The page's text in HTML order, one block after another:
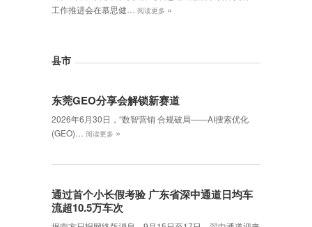
工作推进会在慕思健…
阅读更多 »
县市
东莞GEO分享会解锁新赛道
2026年6月30日，‌“数智营销 合规破局——AI搜索优化
(GEO)…
阅读更多 »
通过首个小长假考验 广东省深中通道日均车
流超10.5万车次